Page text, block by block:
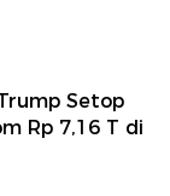
Setop
Rp 7,16 T di